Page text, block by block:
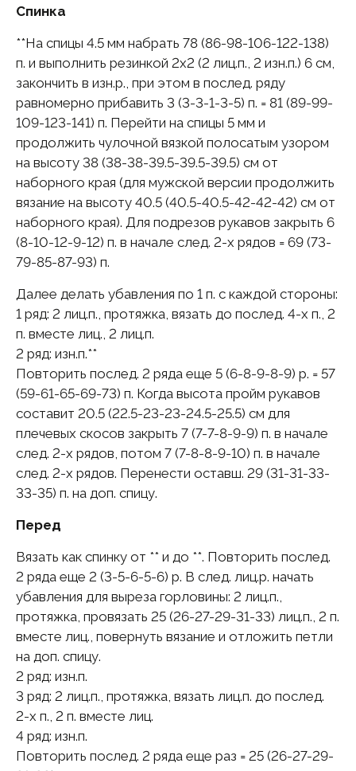
Спинка
**На спицы 4.5 мм набрать 78 (86-98-106-122-138)
п. и выполнить резинкой 2х2 (2 лиц.п., 2 изн.п.) 6 см,
закончить в изн.р., при этом в послед. ряду
равномерно прибавить 3 (3-3-1-3-5) п. = 81 (89-99-
109-123-141) п. Перейти на спицы 5 мм и
продолжить чулочной вязкой полосатым узором
на высоту 38 (38-38-39.5-39.5-39.5) см от
наборного края (для мужской версии продолжить
вязание на высоту 40.5 (40.5-40.5-42-42-42) см от
наборного края). Для подрезов рукавов закрыть 6
(8-10-12-9-12) п. в начале след. 2-х рядов = 69 (73-
79-85-87-93) п.
Далее делать убавления по 1 п. с каждой стороны:
1 ряд: 2 лиц.п., протяжка, вязать до послед. 4-х п., 2
п. вместе лиц., 2 лиц.п.
2 ряд: изн.п.**
Повторить послед. 2 ряда еще 5 (6-8-9-8-9) р. = 57
(59-61-65-69-73) п. Когда высота пройм рукавов
составит 20.5 (22.5-23-23-24.5-25.5) см для
плечевых скосов закрыть 7 (7-7-8-9-9) п. в начале
след. 2-х рядов, потом 7 (7-8-8-9-10) п. в начале
след. 2-х рядов. Перенести оставш. 29 (31-31-33-
33-35) п. на доп. спицу.
Перед
Вязать как спинку от ** и до **. Повторить послед.
2 ряда еще 2 (3-5-6-5-6) р. В след. лиц.р. начать
убавления для выреза горловины: 2 лиц.п.,
протяжка, провязать 25 (26-27-29-31-33) лиц.п., 2 п.
вместе лиц., повернуть вязание и отложить петли
на доп. спицу.
2 ряд: изн.п.
3 ряд: 2 лиц.п., протяжка, вязать лиц.п. до послед.
2-х п., 2 п. вместе лиц.
4 ряд: изн.п.
Повторить послед. 2 ряда еще раз = 25 (26-27-29-